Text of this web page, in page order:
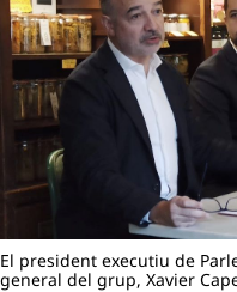
El president executiu de
general del grup, Xavier